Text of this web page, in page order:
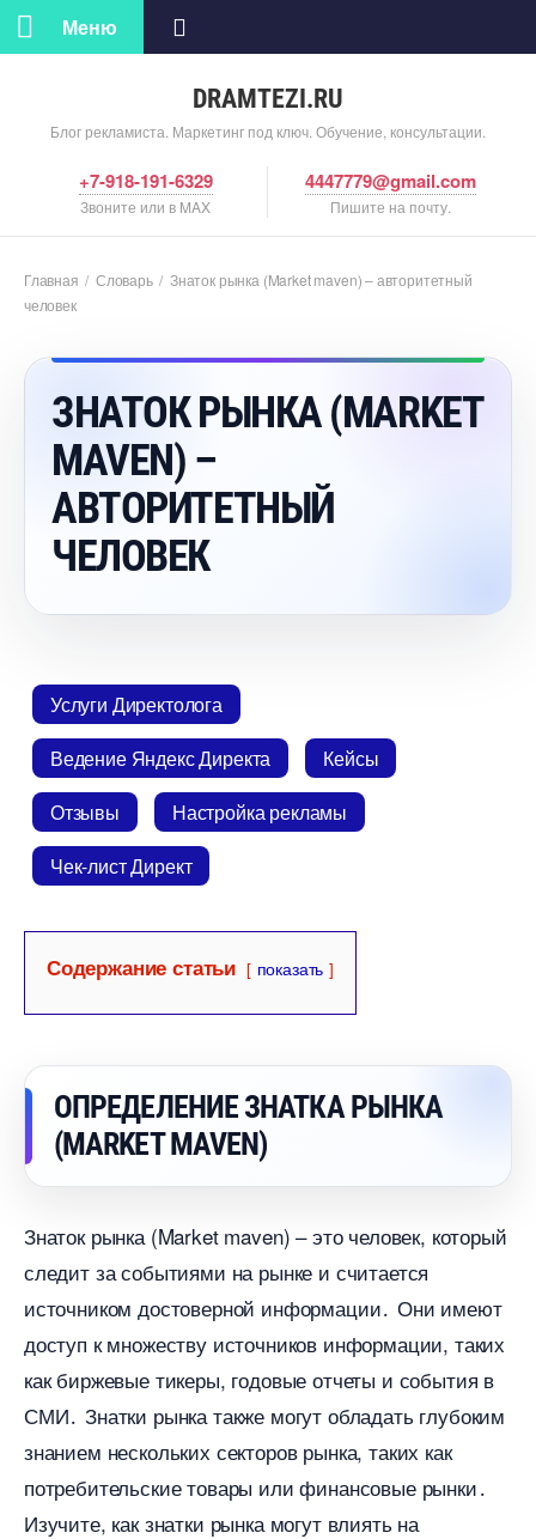
DRAMTEZI.RU
Блог рекламиста. Маркетинг под ключ. Обучение, консультации.
Меню
+7-918-191-6329
Звоните или в MAX
4447779@gmail.com
Пишите на почту.
Главная / Словарь/ Знаток рынка (Market maven) – авторитетный
человек
ЗНАТОК РЫНКА (MARKET
MAVEN) –
АВТОРИТЕТНЫЙ
ЧЕЛОВЕК
Услуги Директолога
едение Яндекс Директа
Кейсы
Отзывы
Настройка рекламы
Чек-лист Директ
Содержание статьи показать
ОПРЕДЕЛЕНИЕ ЗНАТКА РЫНКА
(MARKET MAVEN)
Знаток рынка (Market maven) – это человек, который
следит за событиями на рынке и считается
источником достоверной информации․ Они имеют
доступ к множеству источников информации, таких
как биржевые тикеры, годовые отчеты и события
СМИ․ Знатки рынка также могут обладать глубоким
знанием нескольких секторов рынка, таких как
потребительские товары или финансовые рынки․
Изучите, как знатки рынка могут влиять на